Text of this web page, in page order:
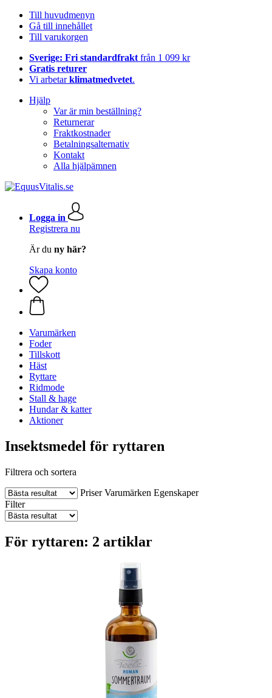
Till huvudmenyn
Gå till innehållet
Till varukorgen
Sverige: Fri standardfrakt från 1 099 kr
Gratis returer
Vi arbetarklimatmedvetet.
Hjälp
Var är min beställning?
Returnerar
Fraktkostnader
Betalningsalternativ
Kontakt
Alla hjälpämnen
Logga in
Registrera nu
Är du ny här?
Skapa konto
Varumärken
Foder
Tillskott
Häst
Ryttare
Ridmode
Stall & hage
Hundar & katter
Aktioner
Insektsmedel för ryttaren
Filtrera och sortera
Priser Varumärken Egenskaper
Filter
För ryttaren: 2 artiklar